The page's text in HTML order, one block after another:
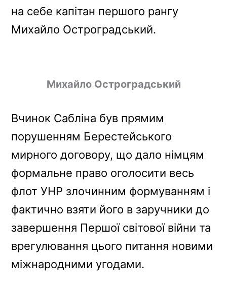
на себе капітан першого рангу
Михайло Остроградський.
Михайло Остроградський
Вчинок Сабліна був прямим
порушенням Берестейського
мирного договору, що дало німцям
формальне право оголосити весь
флот УНР злочинним формуванням і
фактично взяти його в заручники до
завершення Першої світової війни та
врегулювання цього питання новими
міжнародними угодами.